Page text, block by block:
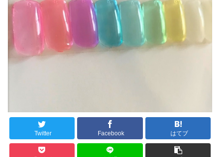
Twitter Facebook はてブ